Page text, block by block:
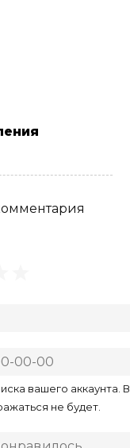
вашего аккаунта. В
не будет.